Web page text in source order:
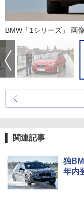
BMW「1シリーズ」 画
関連記事
独
年内